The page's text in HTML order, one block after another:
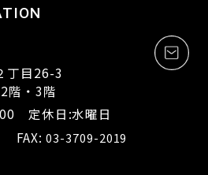
丁目26-3
階・3階
定休日:水曜日
03-3709-2019